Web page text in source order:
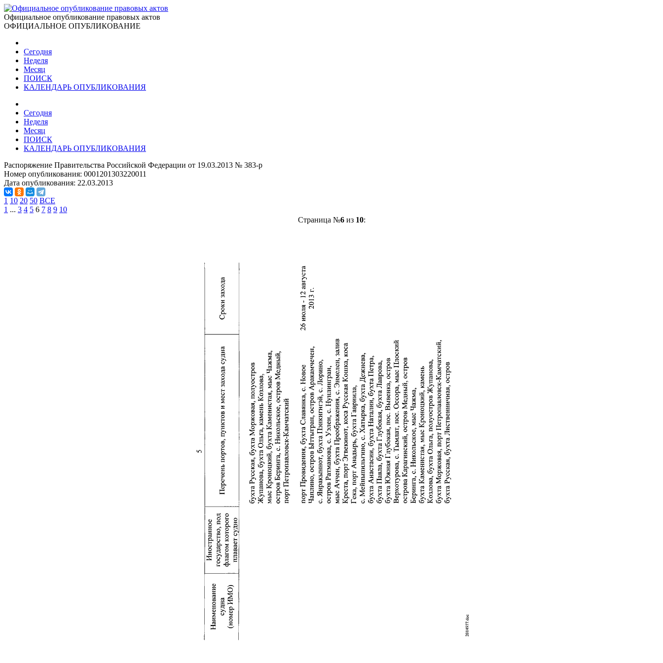
Официальное опубликование правовых актов
ОФИЦИАЛЬНОЕ ОПУБЛИКОВАНИЕ
Сегодня
Неделя
Месяц
ПОИСК
КАЛЕНДАРЬ ОПУБЛИКОВАНИЯ
Сегодня
Неделя
Месяц
ПОИСК
КАЛЕНДАРЬ ОПУБЛИКОВАНИЯ
Распоряжение Правительства Российской Федерации от 19.03.2013 № 383-р
Номер опубликования: 0001201303220011
Дата опубликования: 22.03.2013
1 10 20 50 ВСЕ
1 ... 3 4 5 6 7 8 9 10
Страница №6из 10: